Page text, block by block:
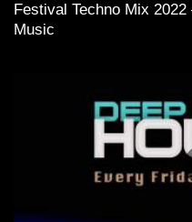
Festival Techno Mix
Music